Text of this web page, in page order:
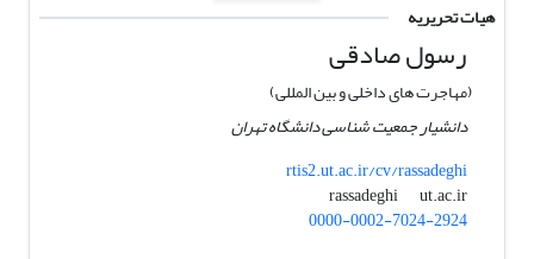
هیات تحریریه
رسول صادقی
(مهاجرت های داخلی و بین المللی)
دانشیار جمعیت شناسی دانشگاه تهران
rtis2.ut.ac.ir/cv/rassadeghi
rassadeghi
ut.ac.ir
0000-0002-7024-2924